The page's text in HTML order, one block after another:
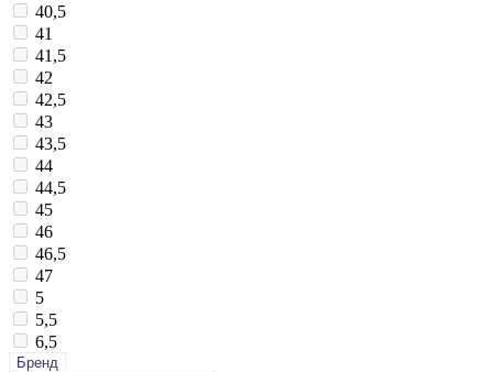
40,5
41
41,5
42
42,5
43
43,5
44
44,5
45
46
46,5
47
5
5,5
6,5
Бренд